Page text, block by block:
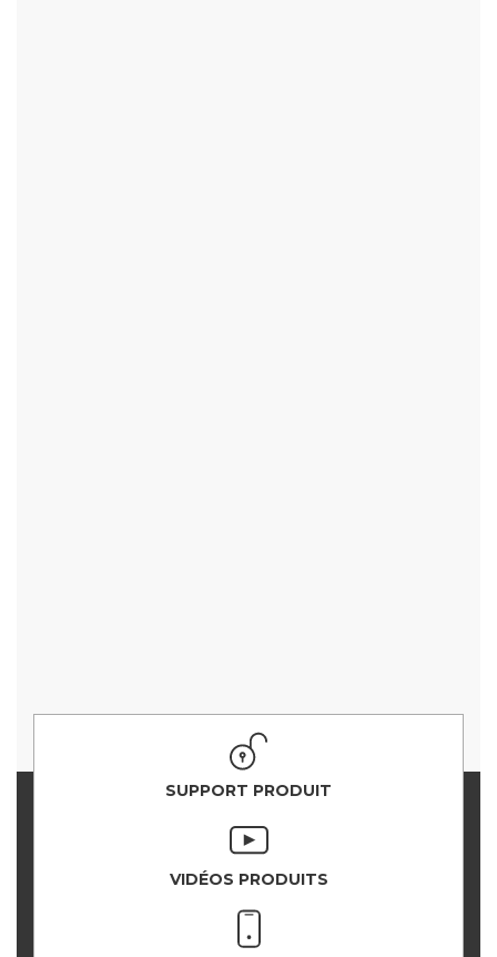
SUPPORT PRODUIT
VIDÉOS PRODUITS